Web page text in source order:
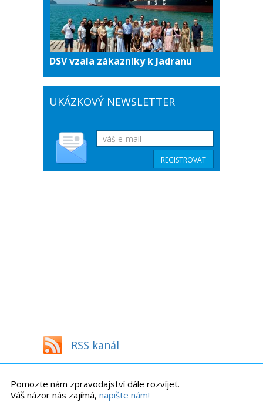
DSV vzala zákazníky k Jadranu
UKÁZKOVÝ NEWSLETTER
RSS kanál
Pomozte nám zpravodajství dále rozvíjet.
Váš názor nás zajímá, napište nám!